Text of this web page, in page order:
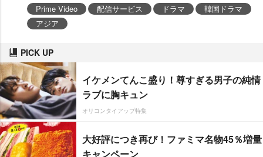
Prime Video
配信サービス ドラマ
韓国ドラマ
アジア
PICK UP
イケメンてんこ盛り！尊すぎる男子の純情
ラブに胸キュン
オリコンタイアップ特集
大好評につき再び！ファミマ名物45％増量
キャンペーン